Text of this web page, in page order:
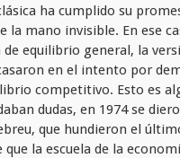
ha cumplido su
mano invisible. En ese
equilibrio general, la
en el intento por
competitivo. Esto es
dudas, en 1974 se
que hundieron el
la escuela de la